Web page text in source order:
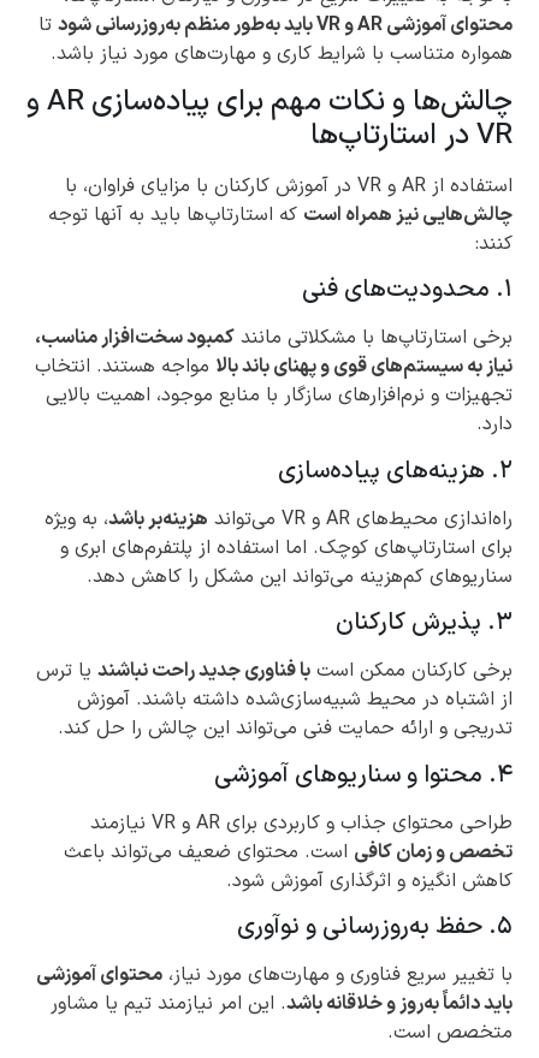
محتوای آموزشی AR و VR باید به‌طور منظم به‌روزرسانی شود
تا
همواره متناسب با شرایط کاری و مهارت‌های مورد نیاز باشد.
چالش‌ها و نکات مهم برای پیاده‌سازی AR و
VR در استارتاپ‌ها
استفاده از AR و VR در آموزش کارکنان با مزایای فراوان، با
چالش‌هایی نیز همراه است که استارتاپ‌ها باید به آنها توجه
کنند:
۱. محدودیت‌های فنی
برخی استارتاپ‌ها با مشکلاتی مانند کمبود سخت‌افزار مناسب،
نیاز به سیستم‌های قوی و پهنای باند بالا مواجه هستند. انتخاب
تجهیزات و نرم‌افزارهای سازگار با منابع موجود، اهمیت بالایی
دارد.
۲. هزینه‌های پیاده‌سازی
راه‌اندازی محیط‌های AR و VR می‌تواند هزینه‌بر باشد، به ویژه
برای استارتاپ‌های کوچک. اما استفاده از پلتفرم‌های ابری و
سناریوهای کم‌هزینه می‌تواند این مشکل را کاهش دهد.
۳. پذیرش کارکنان
برخی کارکنان ممکن است با فناوری جدید راحت نباشند یا ترس
از اشتباه در محیط شبیه‌سازی‌شده داشته باشند. آموزش
تدریجی و ارائه حمایت فنی می‌تواند این چالش را حل کند.
۴. محتوا و سناریوهای آموزشی
طراحی محتوای جذاب و کاربردی برای AR و VR نیازمند
تخصص و زمان کافی است. محتوای ضعیف می‌تواند باعث
کاهش انگیزه و اثرگذاری آموزش شود.
۵. حفظ به‌روزرسانی و نوآوری
با تغییر سریع فناوری و مهارت‌های مورد نیاز، محتوای آموزشی
باید دائماً به‌روز و خلاقانه باشد. این امر نیازمند تیم یا مشاور
متخصص است.